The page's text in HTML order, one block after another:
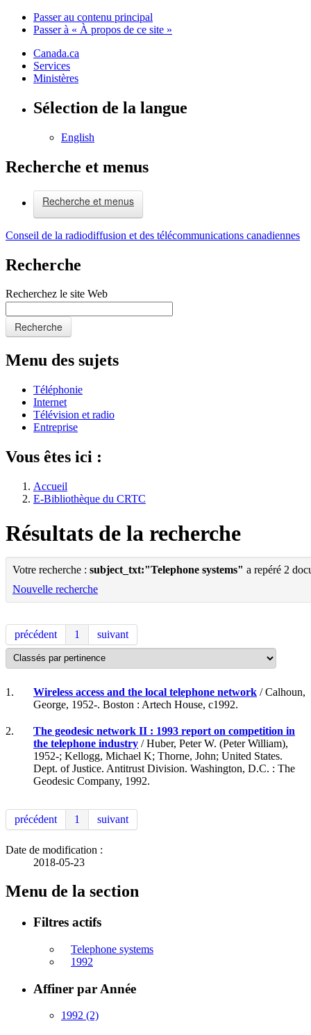
Passer au contenu principal
Passer à « À propos de ce site »
Canada.ca
Services
Ministères
Sélection de la langue
English
Recherche et menus
Recherche et menus
Conseil de la radiodiffusion et des télécommunications canadiennes
Recherche
Recherchez le site Web
Recherche
Menu des sujets
Téléphonie
Internet
Télévision et radio
Entreprise
Vous êtes ici :
Accueil
E-Bibliothèque du CRTC
Résultats de la recherche
Votre recherche : subject_txt:"Telephone systems" a repéré 2
Nouvelle recherche
précédent 1 suivant
1. Wireless access and the local telephone network / Calhoun,
George, 1952-. Boston : Artech House, c1992.
2.
The geodesic network II : 1993 report on competition in
the telephone industry / Huber, Peter W. (Peter William),
1952-; Kellogg, Michael K; Thorne, John; United States.
Dept. of Justice. Antitrust Division. Washington, D.C. : The
Geodesic Company, 1992.
précédent 1 suivant
Date de modification :
2018-05-23
Menu de la section
Filtres actifs
Telephone systems
1992
Affiner par Année
1992 (2)